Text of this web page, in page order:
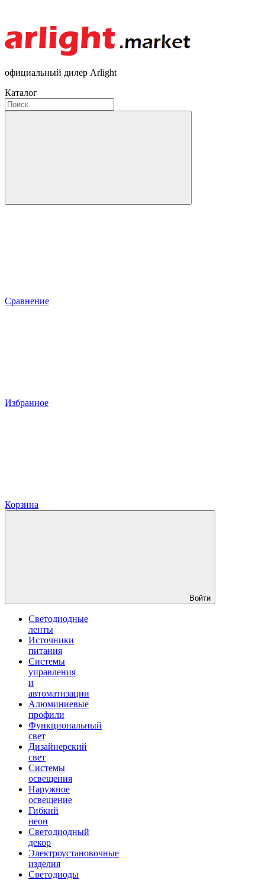
официальный дилер Arlight
Каталог
Сравнение
Избранное
Корзина
Войти
Светодиодные
ленты
Источники
питания
Системы
управления
и
автоматизации
Алюминиевые
профили
Функциональный
свет
Дизайнерский
свет
Системы
освещения
Наружное
освещение
Гибкий
неон
Светодиодный
декор
Электроустановочные
изделия
Светодиоды